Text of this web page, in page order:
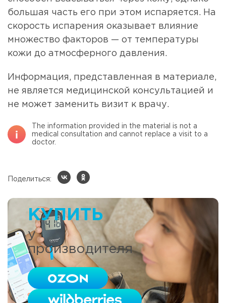
большая часть его при этом испаряется. На
скорость испарения оказывает влияние
множество факторов — от температуры
кожи до атмосферного давления.
Информация, представленная в материале,
не является медицинской консультацией и
не может заменить визит к врачу.
The information provided in the material is not a
medical consultation and cannot replace a visit to a
doctor.
Поделиться:
КУПИТЬ
у
производителя